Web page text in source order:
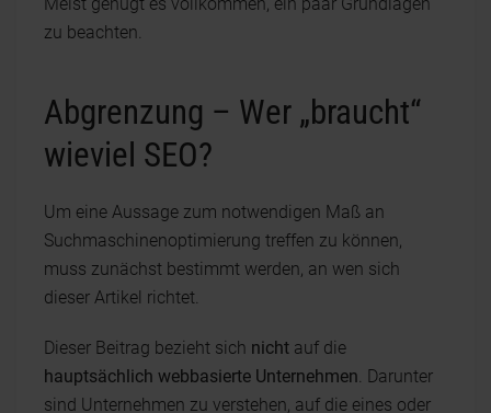
zu beachten.
Abgrenzung – Wer „braucht“
wieviel SEO?
Um eine Aussage zum notwendigen Maß an
Suchmaschinenoptimierung treffen zu können,
muss zunächst bestimmt werden, an wen sich
dieser Artikel richtet.
Dieser Beitrag bezieht sich nicht auf die
hauptsächlich webbasierte Unternehmen . Darunter
sind Unternehmen zu verstehen, auf die eines oder